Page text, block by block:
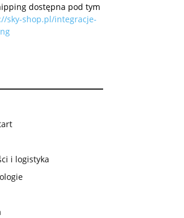
dostępna pod tym
sky-shop.pl/integracje-
i logistyka